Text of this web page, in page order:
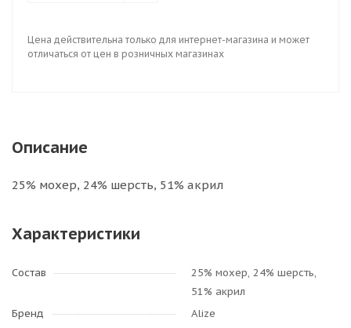
Цена действительна только для интернет-магазина и может
отличаться от цен в розничных магазинах
Описание
25% мохер, 24% шерсть, 51% акрил
Характеристики
Состав
25% мохер, 24% шерсть,
51% акрил
Бренд
Alize